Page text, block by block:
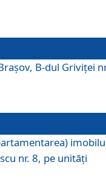
B-dul Griviţei
nr. 8, pe unităţi